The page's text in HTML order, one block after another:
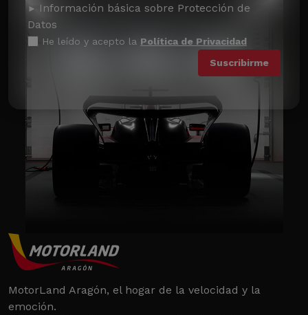
Información básica sobre Protección de
Datos
He leído y acepto la Política de Privacidad
MotorLand Aragón, el hogar de la velocidad y la
emoción.